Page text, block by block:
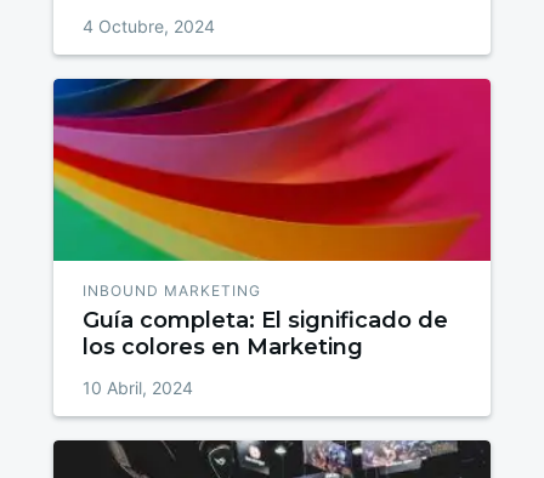
4 Octubre, 2024
INBOUND MARKETING
Guía completa: El significado de
los colores en Marketing
10 Abril, 2024